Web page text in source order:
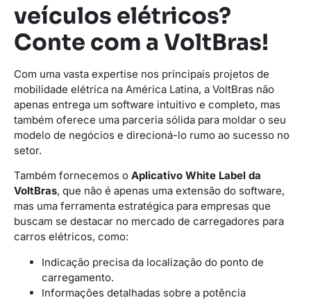
veículos elétricos?
Conte com a VoltBras!
Com uma vasta expertise nos principais projetos de
mobilidade elétrica na América Latina, a VoltBras não
apenas entrega um software intuitivo e completo, mas
também oferece uma parceria sólida para moldar o seu
modelo de negócios e direcioná-lo rumo ao sucesso no
setor.
Também fornecemos o Aplicativo White Label da
VoltBras, que não é apenas uma extensão do software,
mas uma ferramenta estratégica para empresas que
buscam se destacar no mercado de carregadores para
carros elétricos, como:
Indicação precisa da localização do ponto de
carregamento.
Informações detalhadas sobre a potência